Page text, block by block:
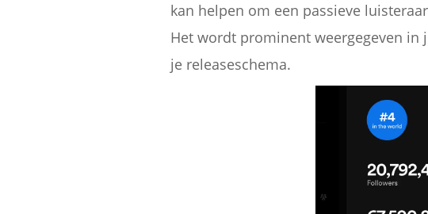
kan helpen om een passieve
Het wordt prominent weergegeven
je releaseschema.